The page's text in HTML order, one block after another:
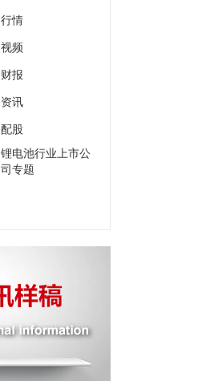
行情
视频
财报
资讯
配股
锂电池行业上市公
司专题